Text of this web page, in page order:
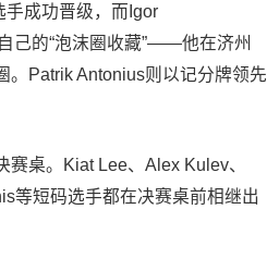
手成功晋级，而Igor
己的“泡沫圈收藏”——他在济州
。Patrik Antonius则以记分牌领先
赛桌。Kiat Lee、Alex Kulev、
等短码选手都在决赛桌前相继出